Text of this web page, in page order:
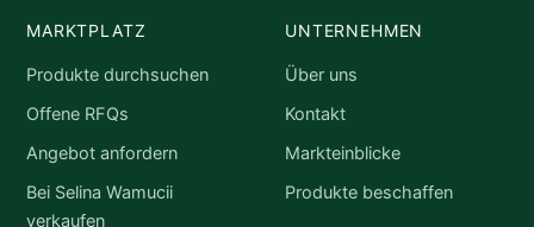
MARKTPLATZ
Produkte durchsuchen
Offene RFQs
Angebot anfordern
Bei Selina Wamucii
verkaufen
UNTERNEHMEN
Über uns
Kontakt
Markteinblicke
Produkte beschaffen